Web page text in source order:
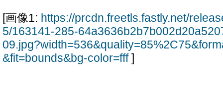
[画像1: https://prcdn.freetls.fastly.net/
5/163141-285-
&fit=bounds&bg-color=fff]